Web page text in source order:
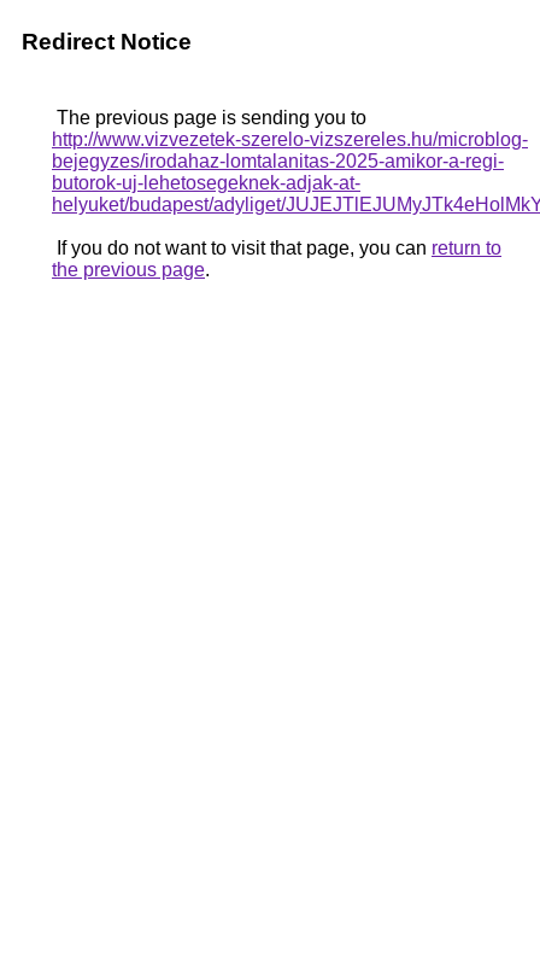
Redirect Notice
The previous page is sending you to
http://www.vizvezetek-szerelo-vizszereles.hu/microblog-
bejegyzes/irodahaz-lomtalanitas-2025-amikor-a-regi-
butorok-uj-lehetosegeknek-adjak-at-
helyuket/budapest/adyliget/
If you do not want to visit that page, you can return to
the previous page.